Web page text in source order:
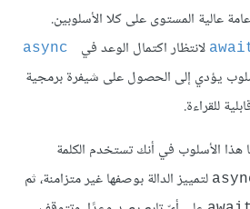
عالية المستوى على كلا الأسلوبين.
لانتظار اكتمال الوعد في
async
يؤدي إلى الحصول على شيفرة برمجية
للقراءة.
هذا الأسلوب في أنك تستخدم الكلمة
لتمييز الدالة بوصفها غير متزامنة، ثم